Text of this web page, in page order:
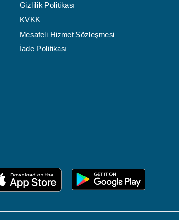
Gizlilik Politikası
KVKK
Mesafeli Hizmet Sözleşmesi
İade Politikası